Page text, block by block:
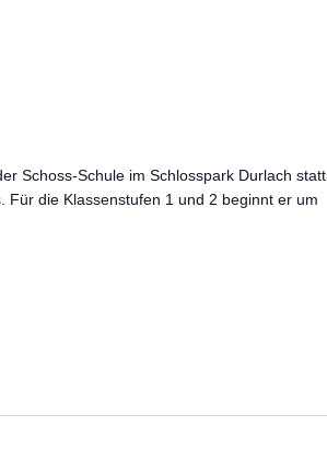
Schoss-Schule im Schlosspark Durlach statt.
Für die Klassenstufen 1 und 2 beginnt er um